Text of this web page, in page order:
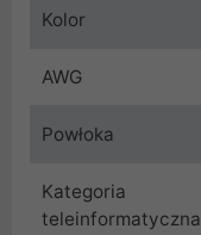
Kolor
AWG
Powłoka
Kategoria
teleinformatyczna